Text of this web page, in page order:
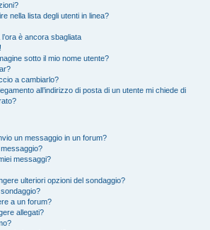
nella lista degli utenti in linea?
è ancora sbagliata
sotto il mio nome utente?
a cambiarlo?
all’indirizzo di posta di un utente mi chiede di
un messaggio in un forum?
messaggi?
ulteriori opzioni del sondaggio?
a un forum?
allegati?